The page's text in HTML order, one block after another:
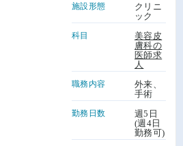
施設形態
クリニ
ック
科目
美容皮
膚科の
医師求
人
職務内容
外来、
手術
勤務日数
週5日
(週4日
勤務可)